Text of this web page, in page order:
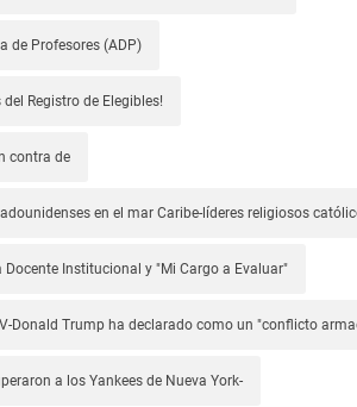
de Profesores (ADP)
Registro de Elegibles!
contra de
en el mar Caribe-líderes religiosos
Institucional y "Mi Cargo a Evaluar"
Donald Trump ha declarado como un "conflicto
a los Yankees de Nueva York-